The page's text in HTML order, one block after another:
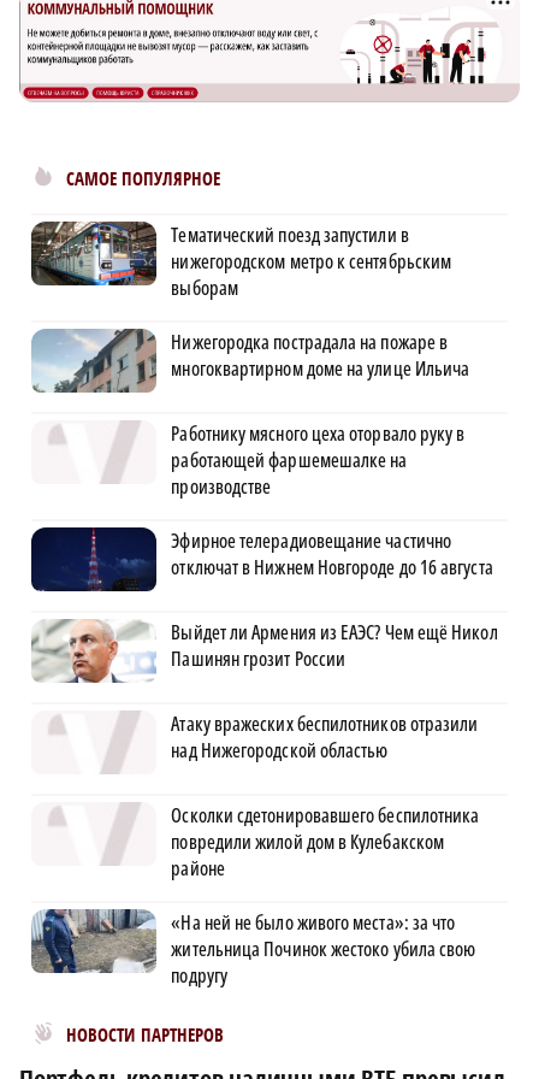
САМОЕ ПОПУЛЯРНОЕ
Тематический поезд запустили в
нижегородском метро к сентябрьским
выборам
Нижегородка пострадала на пожаре в
многоквартирном доме на улице Ильича
Работнику мясного цеха оторвало руку в
работающей фаршемешалке на
производстве
Эфирное телерадиовещание частично
отключат в Нижнем Новгороде до 16 августа
Выйдет ли Армения из ЕАЭС? Чем ещё Никол
Пашинян грозит России
Атаку вражеских беспилотников отразили
над Нижегородской областью
Осколки сдетонировавшего беспилотника
повредили жилой дом в Кулебакском
районе
«На ней не было живого места»: за что
жительница Починок жестоко убила свою
подругу
НОВОСТИ ПАРТНЕРОВ
Новости МирТесен